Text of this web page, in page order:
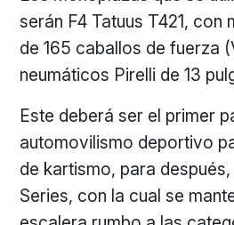
serán F4 Tatuus T421,
de 165 caballos de fuerza
neumáticos Pirelli de 13
Este deberá ser el primer
automovilismo deportivo
de kartismo, para
Series, con la cual se